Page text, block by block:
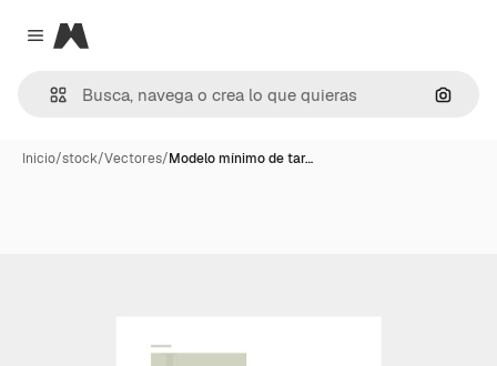
Close menu
Magnific
Inicio/stock/Vectores/Modelo mínimo de tar…